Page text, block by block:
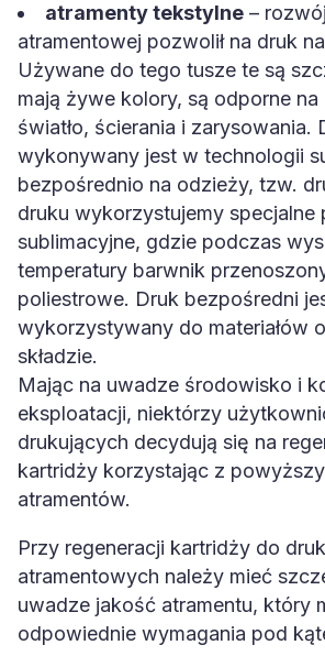
atramenty tekstylne –
atramentowej pozwolił na druk
Używane do tego tusze te są
mają żywe kolory, są odporne
światło, ścierania i zarysowania.
wykonywany jest w technologii
bezpośrednio na odzieży, tzw.
druku wykorzystujemy specjalne
sublimacyjne, gdzie podczas
temperatury barwnik
poliestrowe. Druk bezpośredni
wykorzystywany do materiałów
składzie.
Mając na uwadze środowisko i
eksploatacji, niektórzy
drukujących decydują się na
kartridży korzystając z
atramentów.
Przy regeneracji kartridży do
atramentowych należy mieć
uwadze jakość atramentu, który
odpowiednie wymagania pod